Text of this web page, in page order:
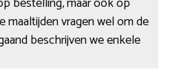
maaltijden vragen wel om de
beschrijven we enkele